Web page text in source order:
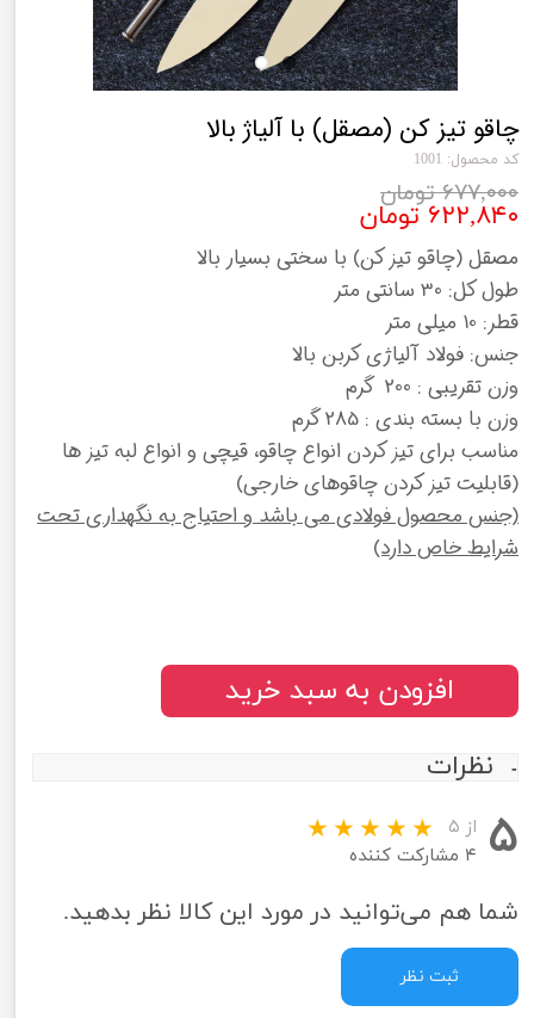
چاقو تیز کن (مصقل) با آلیاژ بالا
کد محصول: 1001
۶۷۷,۰۰۰ تومان
۶۲۲,۸۴۰ تومان
مصقل (چاقو تیز کن) با سختی بسیار بالا
طول کل: 30 سانتی متر
قطر: 10 میلی متر
جنس: فولاد آلیاژی کربن بالا
وزن تقریبی : 200 گرم
وزن با بسته بندی : 285 گرم
مناسب برای تیز کردن انواع چاقو، قیچی و انواع لبه تیز ها
(قابلیت تیز کردن چاقوهای خارجی)
(جنس محصول فولادی می باشد و احتیاج به نگهداری تحت
شرایط خاص دارد)
افزودن به سبد خرید
نظرات
۵ از ۵
۴ مشارکت کننده
شما هم می‌توانید در مورد این کالا نظر بدهید.
ثبت نظر